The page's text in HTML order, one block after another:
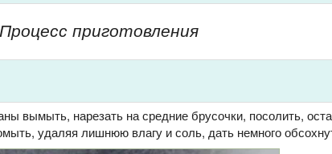
Процесс приготовления
вымыть, нарезать на средние брусочки, посолить,
удаляя лишнюю влагу и соль, дать немного